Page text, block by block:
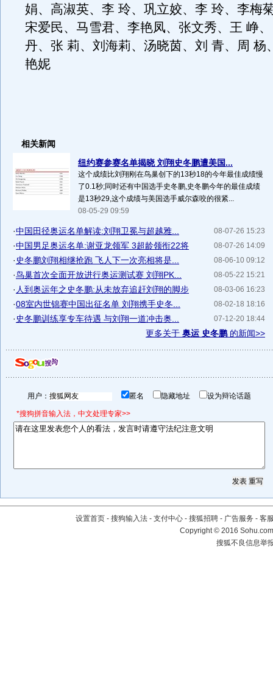
娟、高淑英、李 玲、巩立姣、李 玲、李梅
宋爱民、马雪君、李艳凤、张文秀、王 峥
丹、张 莉、刘海莉、汤晓茵、刘 青、周 杨
艳妮
相关新闻
纽约赛参赛名单揭晓 刘翔史冬鹏遭美国...
这个成绩比刘翔刚在鸟巢创下的13秒18的今年最佳成绩慢
了0.1秒;同时还有中国选手史冬鹏,史冬鹏今年的最佳成绩
是13秒29,这个成绩与美国选手威尔森咬的很紧...
08-05-29 09:59
08-07-26 15:23
·中国田径奥运名单解读:刘翔卫冕与超越雅...
08-07-26 14:09
·中国男足奥运名单:谢亚龙领军 3超龄领衔22将
08-06-10 09:12
· 史冬鹏刘翔相继抢跑 飞人下一次亮相将是...
08-05-22 15:21
·鸟巢首次全面开放进行奥运测试赛 刘翔PK...
08-03-06 16:23
· 人到奥运年之史冬鹏:从未放弃追赶刘翔的脚步
08-02-18 18:16
·08室内世锦赛中国出征名单 刘翔携手史冬...
07-12-20 18:44
· 史冬鹏训练享专车待遇 与刘翔一道冲击奥...
更多关于 奥运 史冬鹏的新闻>>
用户： 匿名 隐藏地址 设为辩论话题
*搜狗拼音输入法，中文处理专家>>
设置首页 - 搜狗输入法 - 支付中心 - 搜狐招聘 - 广告服务 - 客
Copyright©2016
搜狐不良信息举